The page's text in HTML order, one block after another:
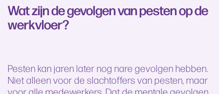
Wat zijn de gevolgen van pesten op de
werkvloer?
Pesten kan jaren later nog nare gevolgen hebben.
Niet alleen voor de slachtoffers van pesten, maar
voor alle medewerkers. Dat de mentale gevolgen